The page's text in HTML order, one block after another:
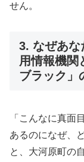
せん。
3. なぜあな
用情報機関
ブラック」
「こんなに真面
あるのになぜ、
と、大河原町の